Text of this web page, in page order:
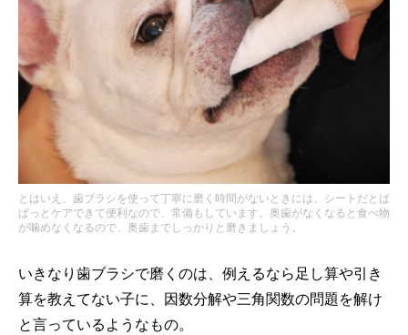
とはいえ、歯ブラシを使って丁寧に磨く時間がないときには、シートだとぱ
ぱっとケアできて便利なので、常備もしています。奥歯がなくなると食べ物
が噛めなくなるので、奥歯までしっかりと磨きましょう。
いきなり歯ブラシで磨くのは、例えるなら足し算や引き
算を教えてない子に、因数分解や三角関数の問題を解け
と言っているようなもの。